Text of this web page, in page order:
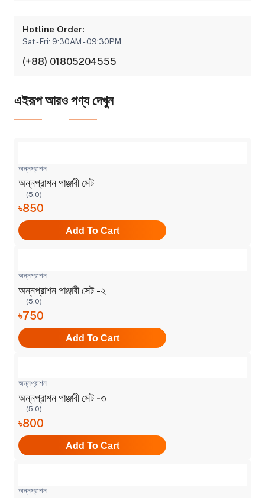
Hotline Order:
Sat - Fri: 9:30AM - 09:30PM
(+88) 01805204555
এইরূপ আরও পণ্য দেখুন
অন্নপ্রাশন
অন্নপ্রাশন পাঞ্জাবী সেট
(5.0)
৳850
Add To Cart
অন্নপ্রাশন
অন্নপ্রাশন পাঞ্জাবী সেট -২
(5.0)
৳750
Add To Cart
অন্নপ্রাশন
অন্নপ্রাশন পাঞ্জাবী সেট -৩
(5.0)
৳800
Add To Cart
অন্নপ্রাশন